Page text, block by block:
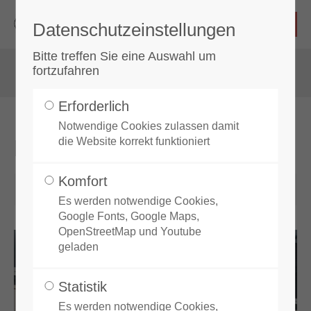
Login
Benutzername
Anmelden
Register|Lost your password?
KUP-Prüfung 2025
27.11.2025 21:00
Datenschutzeinstellungen
Bitte treffen Sie eine Auswahl um
fortzufahren
Erforderlich
Notwendige Cookies zulassen damit
die Website korrekt funktioniert
Komfort
Es werden notwendige Cookies,
Google Fonts, Google Maps,
OpenStreetMap und Youtube
geladen
Statistik
Es werden notwendige Cookies,